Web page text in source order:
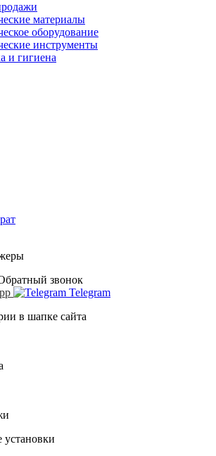
материалы
оборудование
инструменты
и гигиена
звонок
Telegram
в шапке сайта
установки